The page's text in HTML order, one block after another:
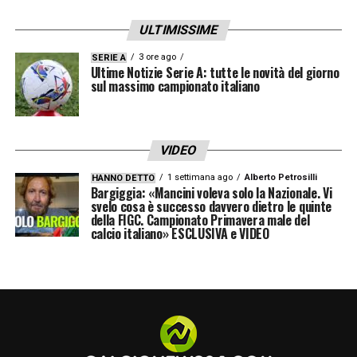
campionato, rispettiamo l’Inter. Dobbiamo
essere noi stessi e lavorare seriamente fino
all’ultima gara. La partita di sabato è la
dimostrazione che lo scudetto è stato un
continuare a crescere».
LEGGI LE PAROLE INTEGRALI DI LAUTARO
MARTINEZ SU INTERNEWS24
ULTIMISSIME
SERIE A 3 ore ago
Ultime Notizie Serie A: tutte le novità del giorno
sul massimo campionato italiano
VIDEO
HANNO DETTO 1 settimana ago Alberto Petrosilli
Bargiggia: «Mancini voleva solo la Nazionale. Vi
svelo cosa è successo davvero dietro le quinte
della FIGC. Campionato Primavera male del
calcio italiano» ESCLUSIVA e VIDEO